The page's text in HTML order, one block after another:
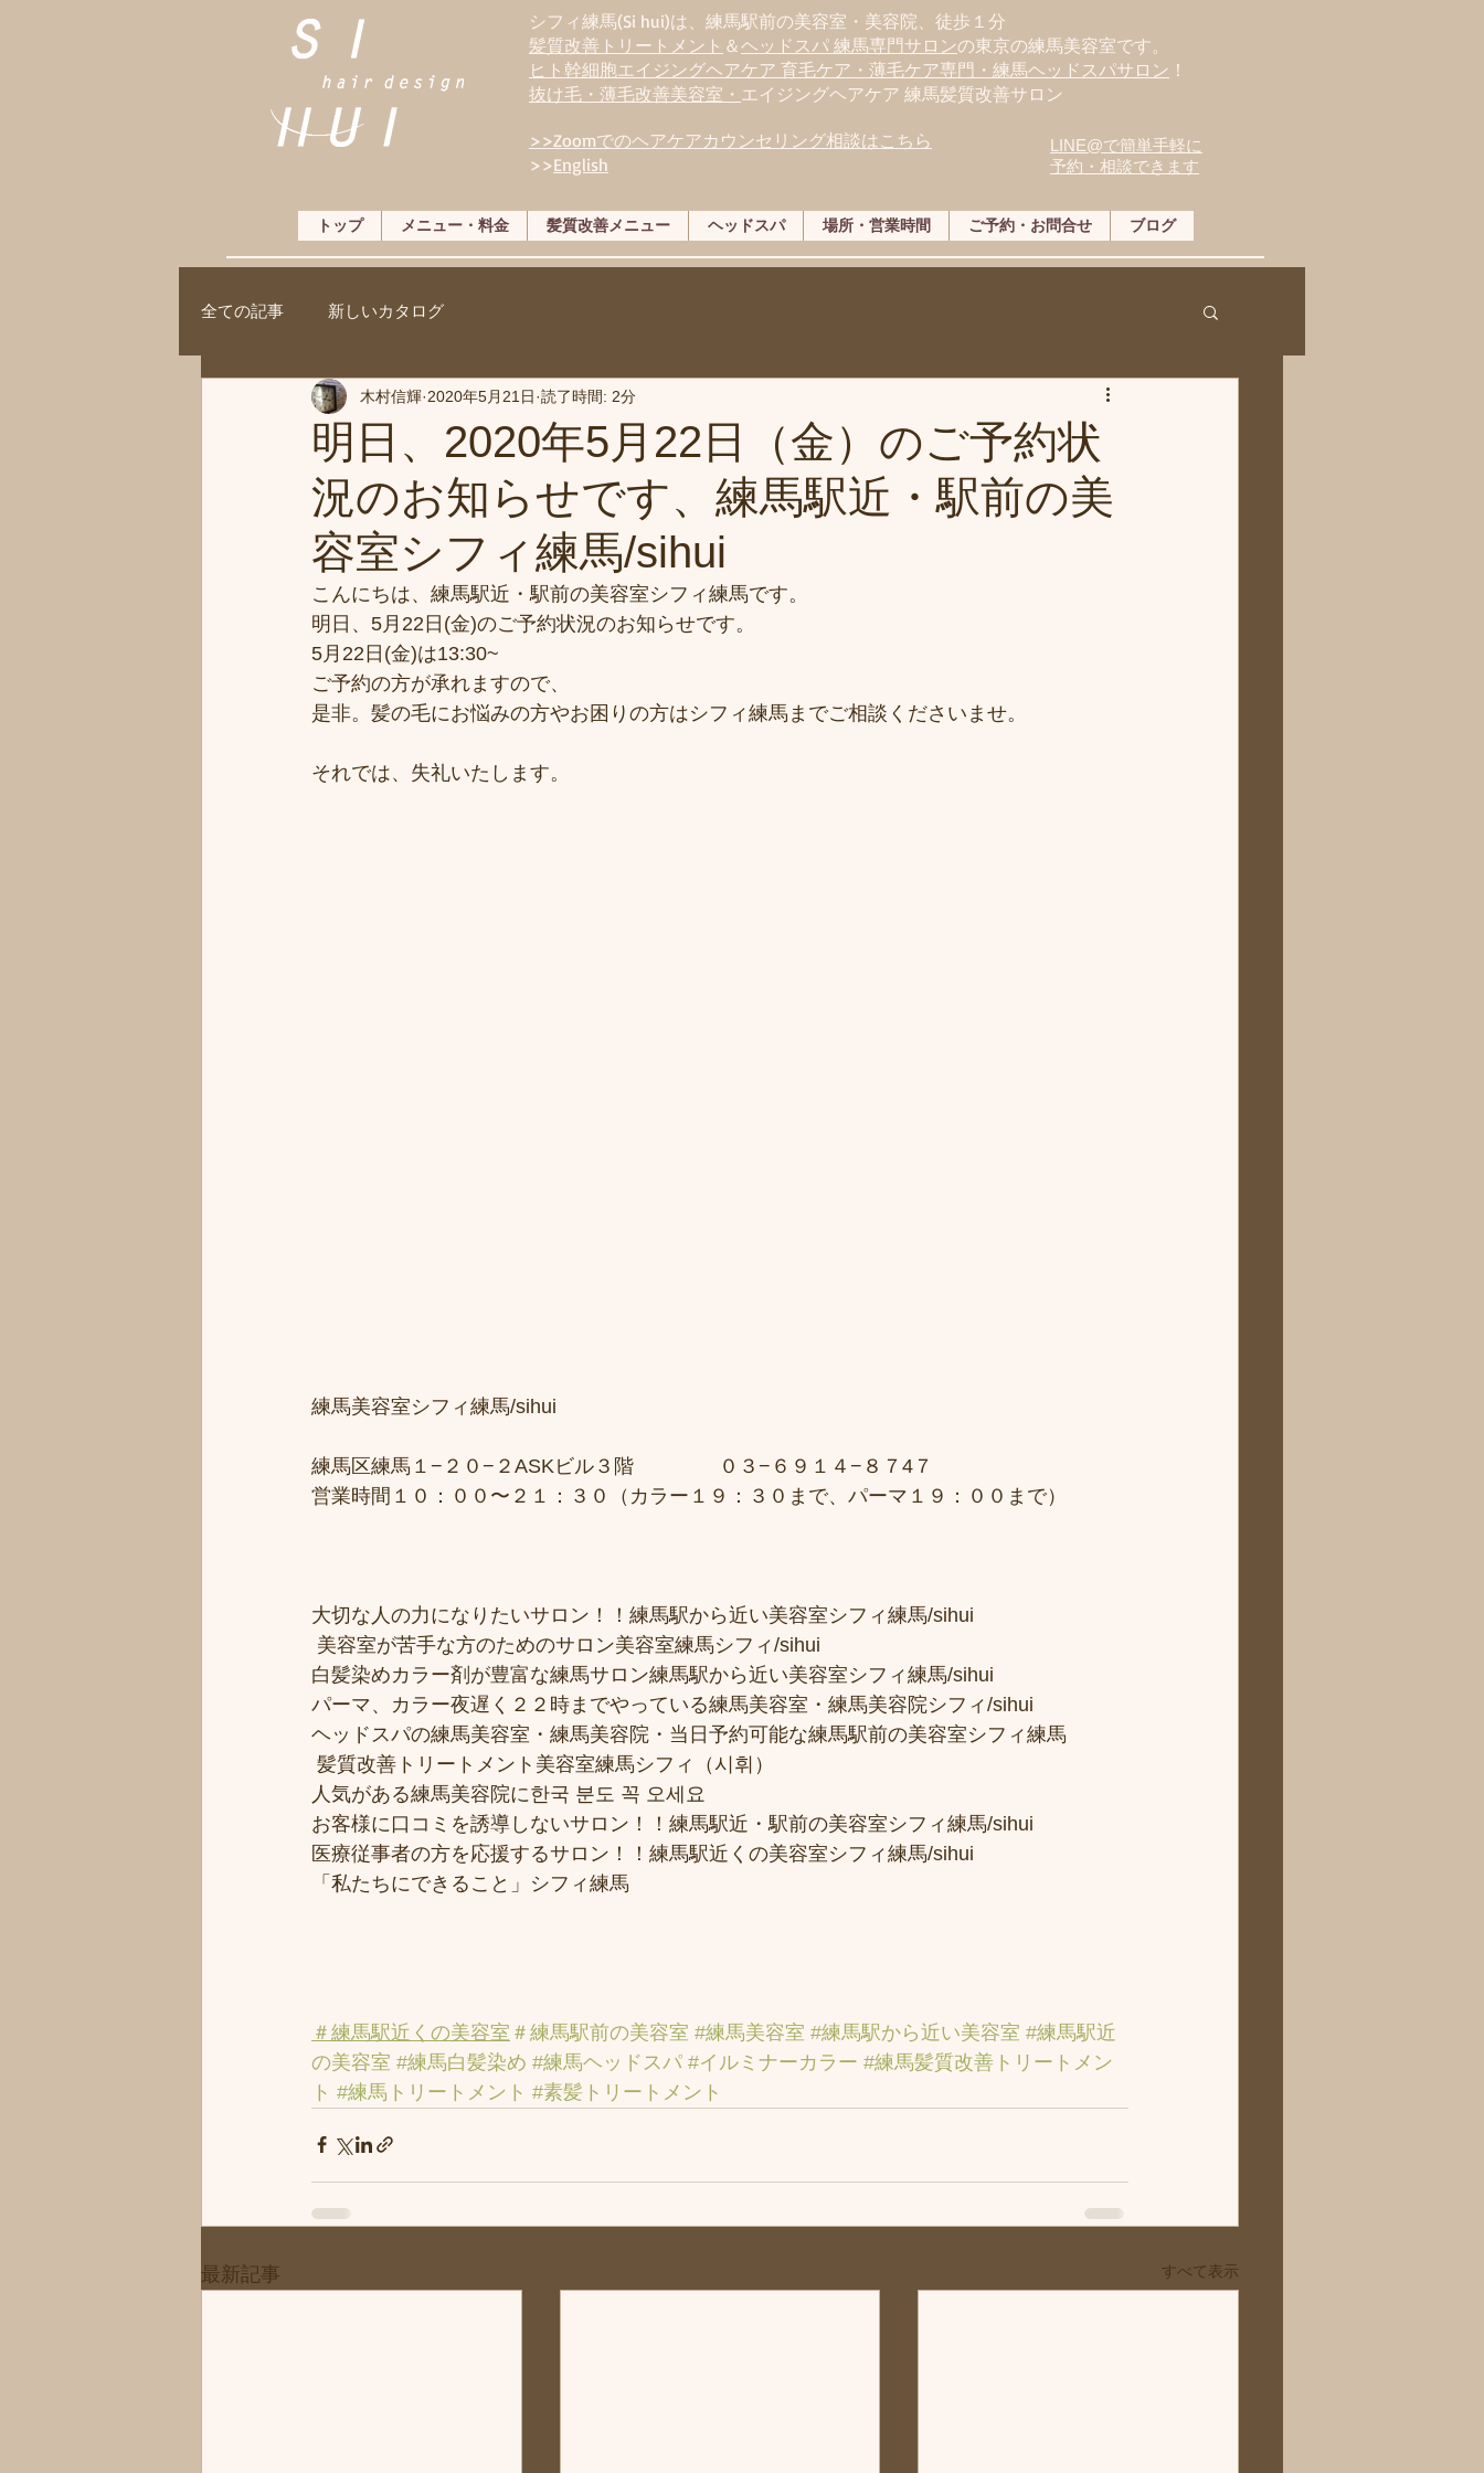
シフィ練馬(Si hui)は、 練馬駅前の美容室・美容院、徒歩１分
髪質改善トリートメント ＆ヘッドスパ 練馬専門サロンの東京の練馬美容室です。
ヒト幹細胞エイジングヘアケア 育毛ケア・薄毛ケア専門・練馬ヘッドスパサロン ！
抜け毛・薄毛改善美容室・ エイジングヘアケア 練馬髪質改善サロン
>>Zoomでのヘアケアカウンセリング相談はこちら
>>English
LINE@で簡単手軽に
予約・相談できます
トップ メニュー・料金 髪質改善メニュー ヘッドスパ 場所・営業時間 ご予約・お問合せ ブログ
全ての記事 新しいカタログ
明日、2020年5月22日（金）のご予約状
況のお知らせです、練馬駅近・駅前の美
容室シフィ練馬/sihui
木村信輝 2020年5月21日 読了時間: 2分
こんにちは、練馬駅近・駅前の美容室シフィ練馬です。
明日、5月22日(金)のご予約状況のお知らせです。
5月22日(金)は13:30~
ご予約の方が承れますので、
是非。髪の毛にお悩みの方やお困りの方はシフィ練馬までご相談くださいませ。
それでは、失礼いたします。
練馬美容室シフィ練馬/sihui
練馬区練馬１−２０−２ASKビル３階 　　　　０３−６９１４−８７4７
営業時間１０：００〜２１：３０（カラー１９：３０まで、パーマ１９：００まで）
大切な人の力になりたいサロン！！練馬駅から近い美容室シフィ練馬/sihui
美容室が苦手な方のためのサロン美容室練馬シフィ/sihui
白髪染めカラー剤が豊富な練馬サロン練馬駅から近い美容室シフィ練馬/sihui
パーマ、カラー夜遅く２２時までやっている練馬美容室・練馬美容院シフィ/sihui
ヘッドスパの練馬美容室・練馬美容院・当日予約可能な練馬駅前の美容室シフィ練馬
髪質改善トリートメント美容室練馬シフィ（시휘）
人気がある練馬美容院に한국 분도 꼭 오세요
お客様に口コミを誘導しないサロン！！練馬駅近・駅前の美容室シフィ練馬/sihui
医療従事者の方を応援するサロン！！練馬駅近くの美容室シフィ練馬/sihui
「私たちにできること」シフィ練馬
＃練馬駅近くの美容室 ＃練馬駅前の美容室 #練馬美容室 #練馬駅から近い美容室 #練馬駅近
の美容室 #練馬白髪染め #練馬ヘッドスパ #イルミナーカラー #練馬髪質改善トリートメン
ト #練馬トリートメント #素髪トリートメント
最新記事 すべて表示